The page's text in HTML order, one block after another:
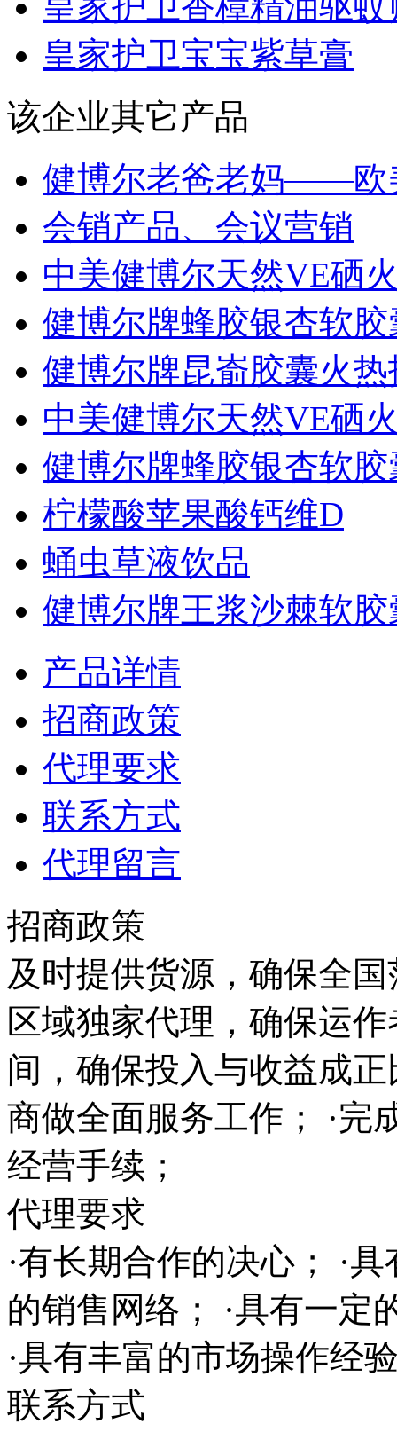
皇家护卫宝宝紫草膏
该企业其它产品
健博尔老爸老妈——欧
会销产品、会议营销
中美健博尔天然VE硒
健博尔牌蜂胶银杏软胶
健博尔牌昆嵛胶囊火热
中美健博尔天然VE硒
健博尔牌蜂胶银杏软胶
柠檬酸苹果酸钙维D
蛹虫草液饮品
健博尔牌王浆沙棘软胶
产品详情
招商政策
代理要求
联系方式
代理留言
招商政策
及时提供货源，确保全
区域独家代理，确保运
间，确保投入与收益成
商做全面服务工作； ·完
经营手续；
代理要求
·有长期合作的决心； ·
的销售网络； ·具有一定
·具有丰富的市场操作经
联系方式